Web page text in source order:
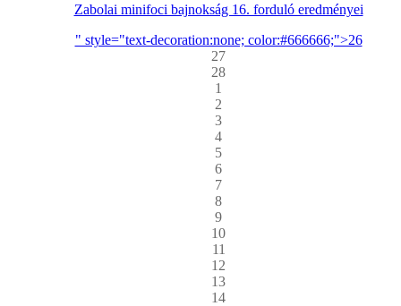
Zabolai minifoci bajnokság 16. forduló eredményei
" style="text-decoration:none; color:#666666;">26
27
28
1
2
3
4
5
6
7
8
9
10
11
12
13
14